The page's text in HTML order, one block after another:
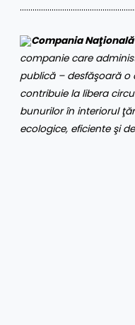
Compania Naţională
companie care
publică – desfăşoară o
contribuie la libera
bunurilor în interiorul
ecologice, eficiente şi